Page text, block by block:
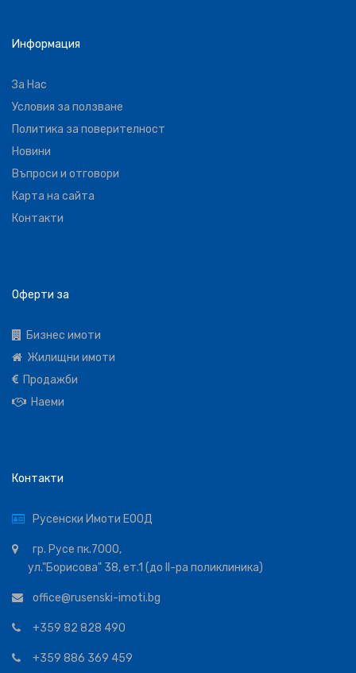
Информация
За Нас
Условия за ползване
Политика за поверителност
Новини
Въпроси и отговори
Карта на сайта
Контакти
Оферти за
Бизнес имоти
Жилищни имоти
Продажби
Наеми
Контакти
Русенски Имоти ЕООД
гр. Русе пк.7000,
ул."Борисова" 38, ет.1 (до ІІ-ра поликлиника)
office@rusenski-imoti.bg
+359 82 828 490
+359 886 369 459